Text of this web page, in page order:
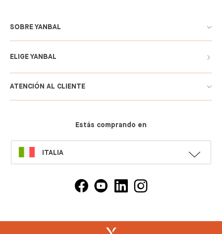
SOBRE YANBAL
ELIGE YANBAL
ATENCIÓN AL CLIENTE
Estás comprando en
SELECT
LANGUAGE
ITALIA